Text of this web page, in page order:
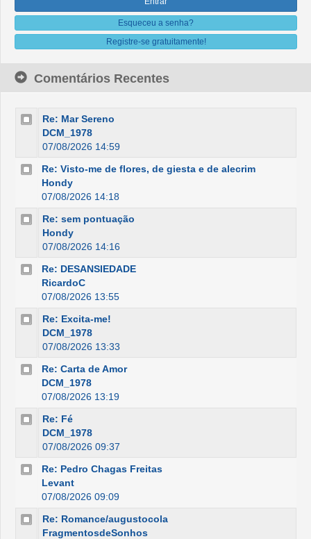
Esqueceu a senha?
Registre-se gratuitamente!
Comentários Recentes
Re: Mar Sereno
DCM_1978
07/08/2026 14:59
Re: Visto-me de flores, de giesta e de alecrim
Hondy
07/08/2026 14:18
Re: sem pontuação
Hondy
07/08/2026 14:16
Re: DESANSIEDADE
RicardoC
07/08/2026 13:55
Re: Excita-me!
DCM_1978
07/08/2026 13:33
Re: Carta de Amor
DCM_1978
07/08/2026 13:19
Re: Fé
DCM_1978
07/08/2026 09:37
Re: Pedro Chagas Freitas
Levant
07/08/2026 09:09
Re: Romance/augustocola
FragmentosdeSonhos